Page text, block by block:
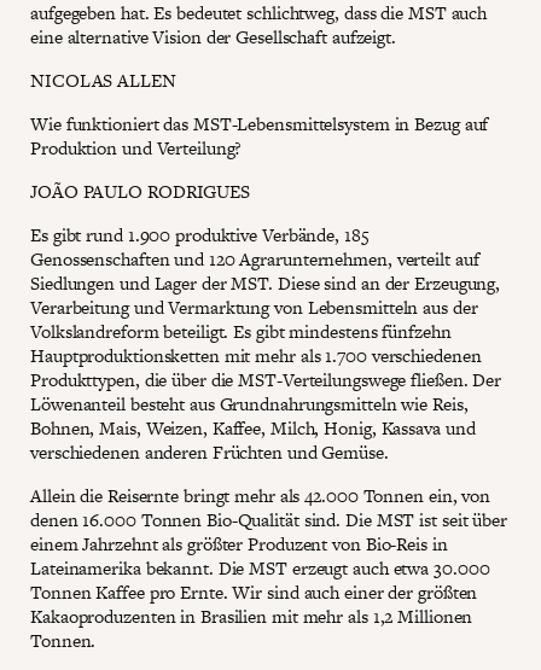
aufgegeben hat. Es bedeutet schlichtweg, dass die MST auch
eine alternative Vision der Gesellschaft aufzeigt.
NICOLAS ALLEN
Wie funktioniert das MST-Lebensmittelsystem in Bezug auf
Produktion und Verteilung?
JOÃO PAULO RODRIGUES
Es gibt rund 1.900 produktive Verbände, 185
Genossenschaften und 120 Agrarunternehmen, verteilt auf
Siedlungen und Lager der MST. Diese sind an der Erzeugung,
Verarbeitung und Vermarktung von Lebensmitteln aus der
Volkslandreform beteiligt. Es gibt mindestens fünfzehn
Hauptproduktionsketten mit mehr als 1.700 verschiedenen
Produkttypen, die über die MST-Verteilungswege fließen. Der
Löwenanteil besteht aus Grundnahrungsmitteln wie Reis,
Bohnen, Mais, Weizen, Kaffee, Milch, Honig, Kassava und
verschiedenen anderen Früchten und Gemüse.
Allein die Reisernte bringt mehr als 42.000 Tonnen ein, von
denen 16.000 Tonnen Bio-Qualität sind. Die MST ist seit über
einem Jahrzehnt als größter Produzent von Bio-Reis in
Lateinamerika bekannt. Die MST erzeugt auch etwa 30.000
Tonnen Kaffee pro Ernte. Wir sind auch einer der größten
Kakaoproduzenten in Brasilien mit mehr als 1,2 Millionen
Tonnen.